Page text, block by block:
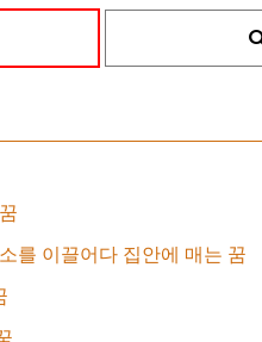
를 이끌어다 집안에 매는 꿈